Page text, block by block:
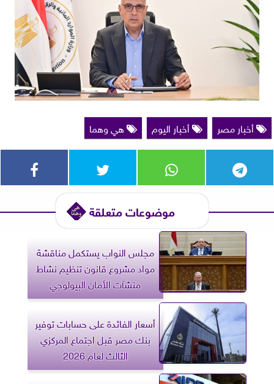
أخبار مصر أخبار اليوم هي وهما
موضوعات متعلقة
مجلس النواب يستكمل مناقشة
مواد مشروع قانون تنظيم نشاط
منشآت الأمان البيولوجي
أسعار الفائدة على حسابات توفير
بنك مصر قبل اجتماع المركزي
الثالث لعام 2026